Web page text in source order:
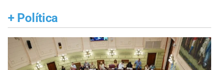
+ Política